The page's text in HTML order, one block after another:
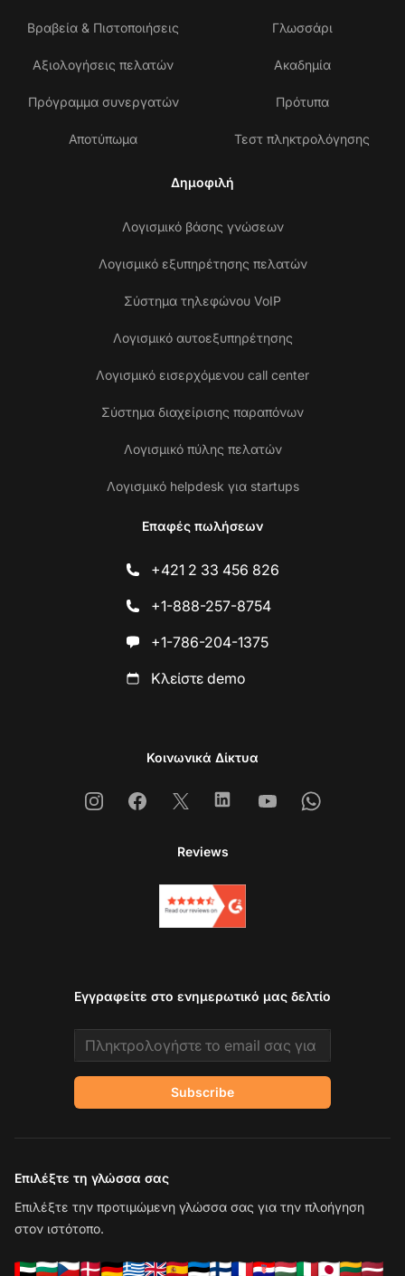
Βραβεία & Πιστοποιήσεις
Αξιολογήσεις πελατών
Πρόγραμμα συνεργατών
Αποτύπωμα
Γλωσσάρι
Ακαδημία
Πρότυπα
Τεστ πληκτρολόγησης
Δημοφιλή
Λογισμικό βάσης γνώσεων
Λογισμικό εξυπηρέτησης πελατών
Σύστημα τηλεφώνου VoIP
Λογισμικό αυτοεξυπηρέτησης
Λογισμικό εισερχόμενου call center
Σύστημα διαχείρισης παραπόνων
Λογισμικό πύλης πελατών
Λογισμικό helpdesk για startups
Επαφές πωλήσεων
+421 2 33 456 826
+1-888-257-8754
+1-786-204-1375
Κλείστε demo
Κοινωνικά Δίκτυα
InstagramFacebook
X LinkedinYoutubeWhatsapp
Reviews
Εγγραφείτε στο ενημερωτικό μας δελτίο
Email address
Subscribe
Επιλέξτε τη γλώσσα σας
Επιλέξτε την προτιμώμενη γλώσσα σας για την πλοήγηση
στον ιστότοπο.